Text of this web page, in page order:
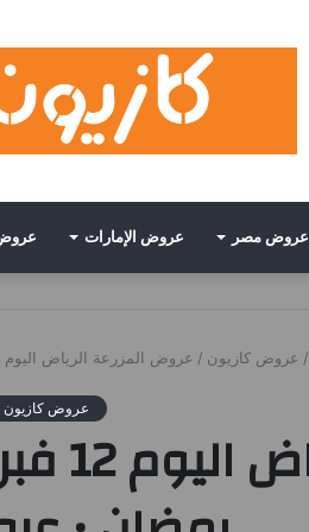
عروض مصر عروض الإمارات
/ عروض كازيون / عروض المزرعة الرياض اليوم 12 فبراير حتى 18 فبراير 2025 عروض رمضان • عروض نت
عروض كازيون